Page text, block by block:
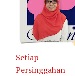
Setiap
Persinggahan